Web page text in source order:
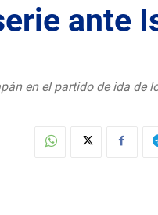
ante
en el partido de ida de